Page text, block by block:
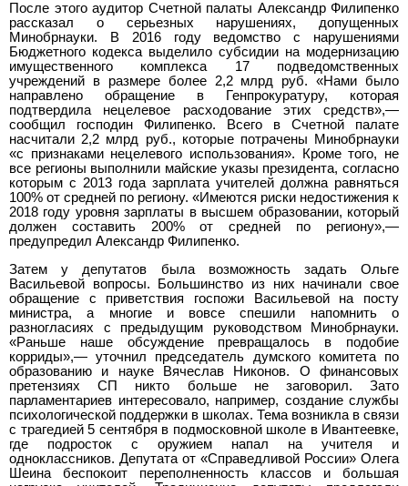
После этого аудитор Счетной палаты Александр Филипенко
рассказал о серьезных нарушениях, допущенных
Минобрнауки. В 2016 году ведомство с нарушениями
Бюджетного кодекса выделило субсидии на модернизацию
имущественного комплекса 17 подведомственных
учреждений в размере более 2,2 млрд руб. «Нами было
направлено обращение в Генпрокуратуру, которая
подтвердила нецелевое расходование этих средств»,—
сообщил господин Филипенко. Всего в Счетной палате
насчитали 2,2 млрд руб., которые потрачены Минобрнауки
«с признаками нецелевого использования». Кроме того, не
все регионы выполнили майские указы президента, согласно
которым с 2013 года зарплата учителей должна равняться
100% от средней по региону. «Имеются риски недостижения к
2018 году уровня зарплаты в высшем образовании, который
должен составить 200% от средней по региону»,—
предупредил Александр Филипенко.
Затем у депутатов была возможность задать Ольге
Васильевой вопросы. Большинство из них начинали свое
обращение с приветствия госпожи Васильевой на посту
министра, а многие и вовсе спешили напомнить о
разногласиях с предыдущим руководством Минобрнауки.
«Раньше наше обсуждение превращалось в подобие
корриды»,— уточнил председатель думского комитета по
образованию и науке Вячеслав Никонов. О финансовых
претензиях СП никто больше не заговорил. Зато
парламентариев интересовало, например, создание службы
психологической поддержки в школах. Тема возникла в связи
с трагедией 5 сентября в подмосковной школе в Ивантеевке,
где подросток с оружием напал на учителя и
одноклассников. Депутата от «Справедливой России» Олега
Шеина беспокоит переполненность классов и большая